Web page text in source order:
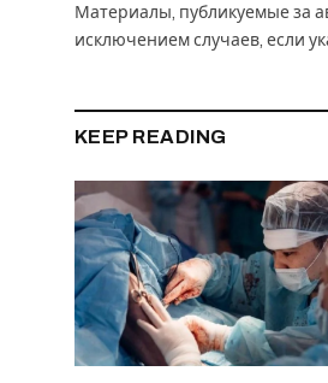
Материалы, публикуемые за
исключением случаев, если
KEEP READING